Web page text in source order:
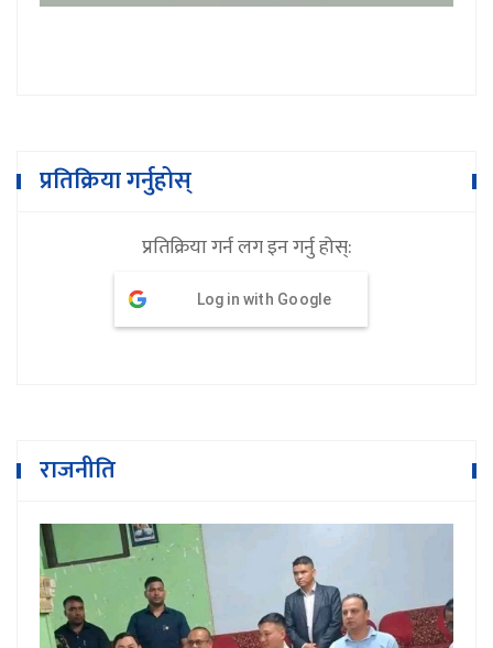
प्रतिक्रिया गर्नुहोस्
प्रतिक्रिया गर्न लग इन गर्नु होस्:
Log in with Google
राजनीति